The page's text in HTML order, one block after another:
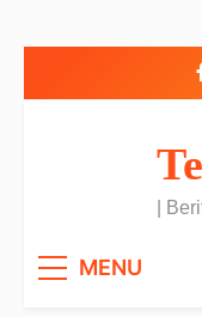
|
MENU